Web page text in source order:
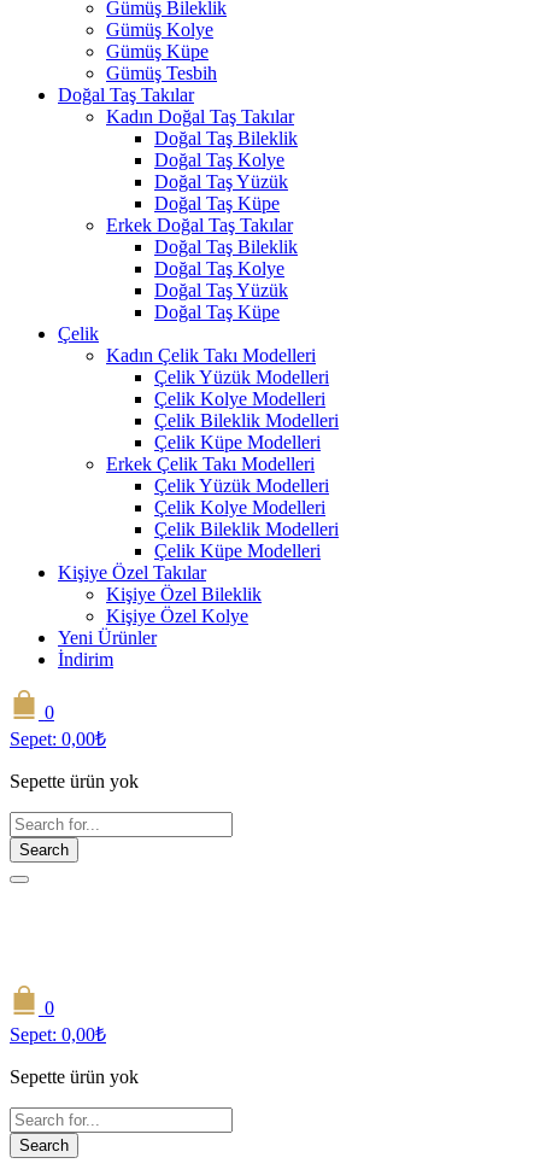
Gümüş Bileklik
Gümüş Kolye
Gümüş Küpe
Gümüş Tesbih
Doğal Taş Takılar
Kadın Doğal Taş Takılar
Doğal Taş Bileklik
Doğal Taş Kolye
Doğal Taş Yüzük
Doğal Taş Küpe
Erkek Doğal Taş Takılar
Doğal Taş Bileklik
Doğal Taş Kolye
Doğal Taş Yüzük
Doğal Taş Küpe
Çelik
Kadın Çelik Takı Modelleri
Çelik Yüzük Modelleri
Çelik Kolye Modelleri
Çelik Bileklik Modelleri
Çelik Küpe Modelleri
Erkek Çelik Takı Modelleri
Çelik Yüzük Modelleri
Çelik Kolye Modelleri
Çelik Bileklik Modelleri
Çelik Küpe Modelleri
Kişiye Özel Takılar
Kişiye Özel Bileklik
Kişiye Özel Kolye
Yeni Ürünler
İndirim
0
Sepet: 0,00₺
Sepette ürün yok
Search
0
Sepet: 0,00₺
Sepette ürün yok
Search